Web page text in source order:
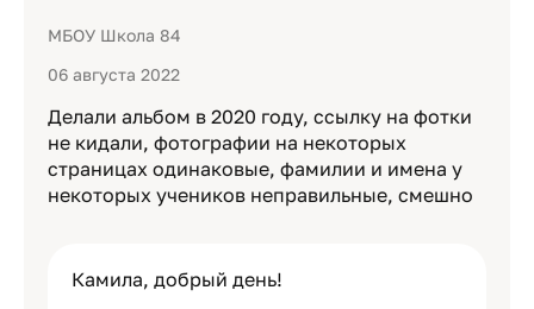
МБОУ Школа 84
06 августа 2022
Делали альбом в 2020 году, ссылку на фотки
не кидали, фотографии на некоторых
страницах одинаковые, фамилии и имена у
некоторых учеников неправильные, смешно
Камила, добрый день!